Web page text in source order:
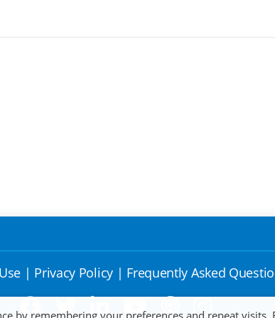
| Privacy Policy | Frequently Asked
by remembering your preferences and repeat visits.